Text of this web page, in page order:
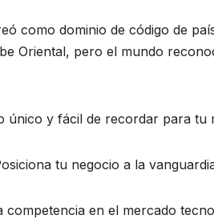
como dominio de código de
Oriental, pero el mundo
único y fácil de recordar para tu
tu negocio a la
competencia en el mercado